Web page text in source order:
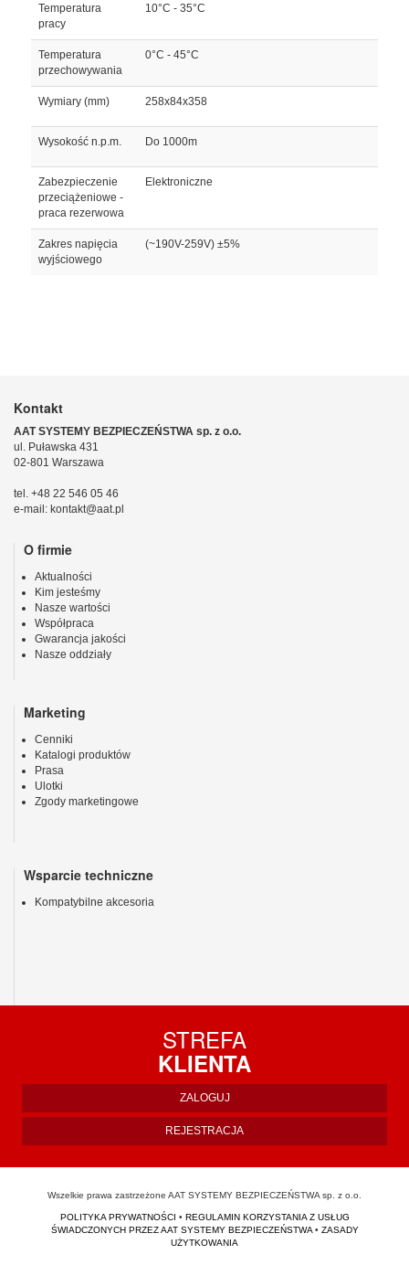
Temperatura
pracy
10°C - 35°C
Temperatura
przechowywania
0°C - 45°C
Wymiary (mm) 258x84x358
Wysokość n.p.m. Do 1000m
Zabezpieczenie
przeciążeniowe -
praca rezerwowa
Elektroniczne
Zakres napięcia
wyjściowego
(~190V-259V) ±5%
Kontakt
AAT SYSTEMY BEZPIECZEŃSTWA sp. z o.o.
ul. Puławska 431
02-801 Warszawa
tel. +48 22 546 05 46
e-mail: kontakt@aat.pl
O firmie
Aktualności
Kim jesteśmy
Nasze wartości
Współpraca
Gwarancja jakości
Nasze oddziały
Marketing
Cenniki
Katalogi produktów
Prasa
Ulotki
Zgody marketingowe
Wsparcie techniczne
Kompatybilne akcesoria
STREFA
KLIENTA
ZALOGUJ
REJESTRACJA
Wszelkie prawa zastrzeżone AAT SYSTEMY BEZPIECZEŃSTWA sp. z o.o.
POLITYKA PRYWATNOŚCI • REGULAMIN KORZYSTANIA Z USŁUG
ŚWIADCZONYCH PRZEZ AAT SYSTEMY BEZPIECZEŃSTWA• ZASADY
UŻYTKOWANIA